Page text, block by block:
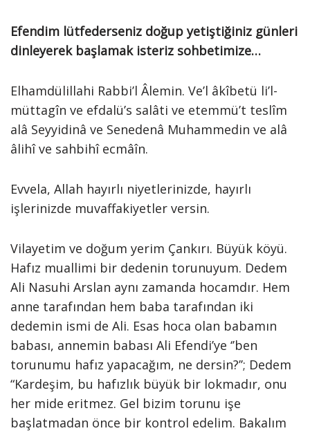
Efendim lütfederseniz doğup yetiştiğiniz günleri
dinleyerek başlamak isteriz sohbetimize…
Elhamdülillahi Rabbi’l Âlemin. Ve’l âkîbetü li’l-
müttagîn ve efdalü’s salâti ve etemmü’t teslîm
alâ Seyyidinâ ve Senedenâ Muhammedin ve alâ
âlihî ve sahbihî ecmâîn.
Evvela, Allah hayırlı niyetlerinizde, hayırlı
işlerinizde muvaffakiyetler versin.
Vilayetim ve doğum yerim Çankırı. Büyük köyü.
Hafız muallimi bir dedenin torunuyum. Dedem
Ali Nasuhi Arslan aynı zamanda hocamdır. Hem
anne tarafından hem baba tarafından iki
dedemin ismi de Ali. Esas hoca olan babamın
babası, annemin babası Ali Efendi’ye ‘’ben
torunumu hafız yapacağım, ne dersin?’’; Dedem
“Kardeşim, bu hafızlık büyük bir lokmadır, onu
her mide eritmez. Gel bizim torunu işe
başlatmadan önce bir kontrol edelim. Bakalım